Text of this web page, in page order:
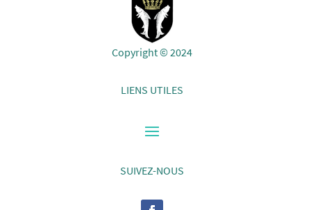
Copyright © 2024
LIENS UTILES
SUIVEZ-NOUS